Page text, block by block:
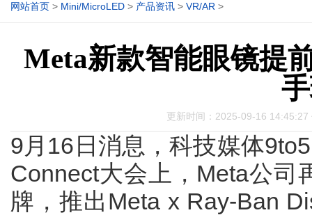
网站首页 > Mini/MicroLED > 产品资讯 > VR/AR >
Meta新款智能眼镜提
更新时间：2025-09-16
9月16日消息，科技媒体
Connect大会上，Meta公司
牌，推出Meta x Ray-Ban